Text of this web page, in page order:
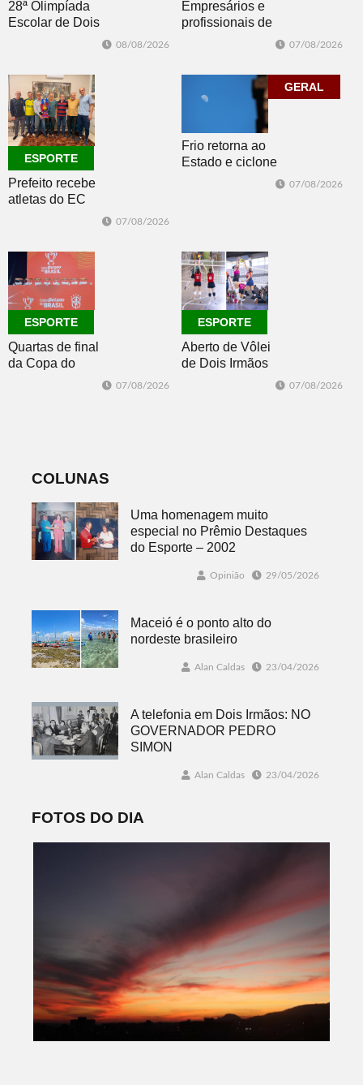
28ª Olimpíada
Escolar de Dois
08/08/2026
Empresários e
profissionais de
07/08/2026
ESPORTE
Prefeito recebe
atletas do EC
Intermunicipal
Master 65+
07/08/2026
GERAL
Frio retorna ao
Estado e ciclone
07/08/2026
ESPORTE
Quartas de final
da Copa do
Brasil 2026: veja
07/08/2026
ESPORTE
Aberto de Vôlei
de Dois Irmãos
07/08/2026
COLUNAS
Uma homenagem muito
especial no Prêmio Destaques
do Esporte – 2002
Opinião 29/05/2026
Maceió é o ponto alto do
nordeste brasileiro
Alan Caldas 23/04/2026
A telefonia em Dois Irmãos: NO
GOVERNADOR PEDRO
SIMON
Alan Caldas 23/04/2026
FOTOS DO DIA